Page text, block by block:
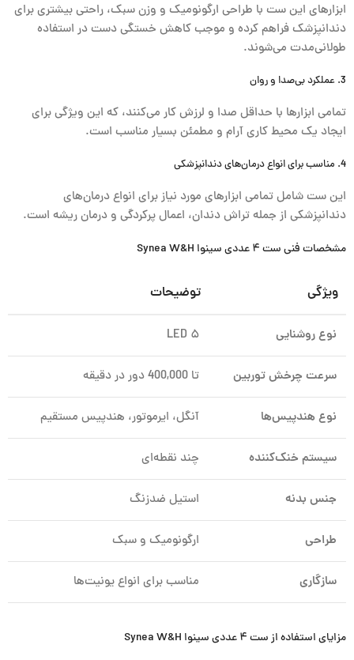
ابزارهای این ست با طراحی ارگونومیک و وزن سبک، راحتی بیشتری برای
دندانپزشک فراهم کرده و موجب کاهش خستگی دست در استفاده
طولانی‌مدت می‌شوند.
3. عملکرد بی‌صدا و روان
تمامی ابزارها با حداقل صدا و لرزش کار می‌کنند، که این ویژگی برای
ایجاد یک محیط کاری آرام و مطمئن بسیار مناسب است.
4. مناسب برای انواع درمان‌های دندانپزشکی
این ست شامل تمامی ابزارهای مورد نیاز برای انواع درمان‌های
دندانپزشکی از جمله تراش دندان، اعمال پرکردگی و درمان ریشه است.
مشخصات فنی ست ۴ عددی سینوا Synea W&H
ویژگی توضیحات
نوع روشنایی ۵ LED
سرعت چرخش توربین تا 400,000 دور در دقیقه
نوع هندپیس‌ها آنگل، ایرموتور، هندپیس مستقیم
سیستم خنک‌کننده چند نقطه‌ای
جنس بدنه استیل ضدزنگ
طراحی ارگونومیک و سبک
سازگاری مناسب برای انواع یونیت‌ها
مزایای استفاده از ست ۴ عددی سینوا Synea W&H